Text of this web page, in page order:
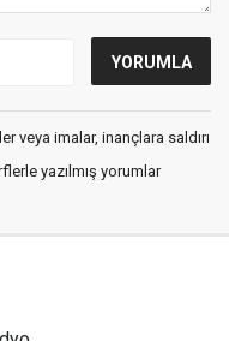
veya imalar, inançlara saldırı
yazılmış yorumlar